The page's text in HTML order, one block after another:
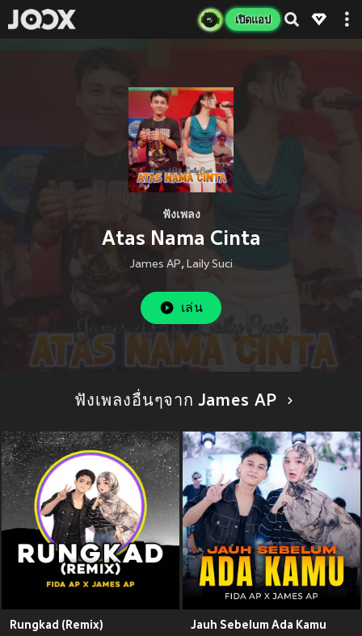
เปิดแอป
ฟังเพลง
Atas Nama Cinta
James AP, Laily Suci
เล่น
ฟังเพลงอื่นๆจาก James AP
Rungkad (Remix) Jauh Sebelum Ada Kamu